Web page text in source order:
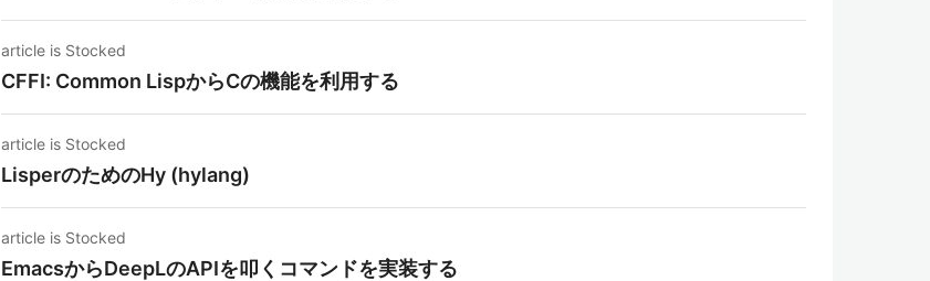
article is Stocked
CFFI: Common LispからCの機能を利用する
article is Stocked
LisperのためのHy (hylang)
article is Stocked
EmacsからDeepLのAPIを叩くコマンドを実装する